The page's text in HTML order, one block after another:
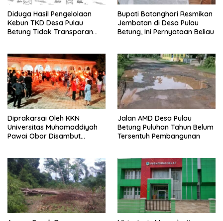
Diduga Hasil Pengelolaan
Kebun TKD Desa Pulau
Betung Tidak Transparan
Bupati Batanghari Resmikan
Jembatan di Desa Pulau
Betung, Ini Pernyataan Beliau
Diprakarsai Oleh KKN
Universitas Muhamaddiyah
Pawai Obor Disambut
Jalan AMD Desa Pulau
Betung Puluhan Tahun Belum
Tersentuh Pembangunan